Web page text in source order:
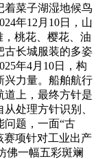
着菜子湖湿地候鸟
年12月10日，山
桃花、樱花、油
古长城服装的多姿
年4月10日，构
兴力量。船舶航行
道上，最终方针是
处理方针识别、
问题，一面“古
赛项针对工业出产
佛一幅五彩斑斓